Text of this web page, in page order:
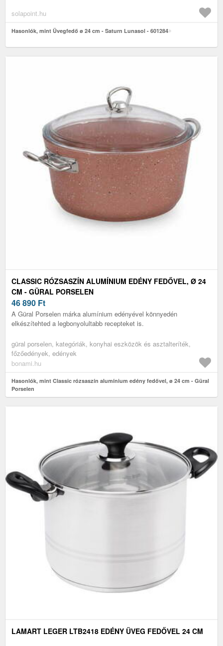
solapoint.hu
Hasonlók, mint Üvegfedő ø 24 cm - Saturn Lunasol - 601284
CLASSIC RÓZSASZÍN ALUMÍNIUM EDÉNY FEDŐVEL, Ø 24
CM - GÜRAL PORSELEN
46 890 Ft
A Güral Porselen márka alumínium edényével könnyedén
elkészítehted a legbonyolultabb recepteket is.
güral porselen, kategóriák, konyhai eszközök és asztalteríték,
főzőedények, edények
bonami.hu
Hasonlók, mint Classic rózsaszín alumínium edény fedővel, ø 24 cm - Güral
Porselen
LAMART LEGER LTB2418 EDÉNY ÜVEG FEDŐVEL 24 CM